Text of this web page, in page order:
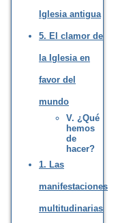
Iglesia antigua
5. El clamor de
la Iglesia en
favor del
mundo
V. ¿Qué
hemos
de
hacer?
1. Las
manifestaciones
multitudinarias